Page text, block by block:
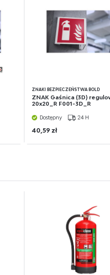
ZNAKI BEZPIECZEŃSTWA BOLD
ZNAK Gaśnica (3D)
20x20_R F001-3D_R
Dostępny 24 H
40,59 zł